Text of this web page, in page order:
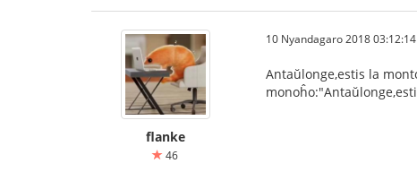
flanke
46
10 Nyandagaro 2018 03:12:14
Antaŭlonge,estis la